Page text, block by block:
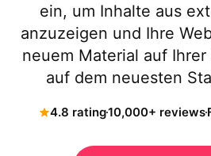
ein, um Inhalte aus
anzuzeigen und Ihre
neuem Material auf
auf dem neuesten
4.8 rating10,000+ reviews